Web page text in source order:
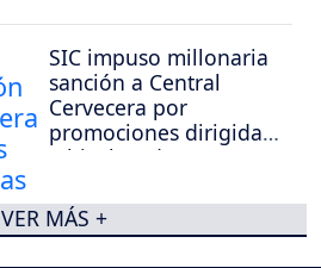
SIC impuso millonaria
sanción a Central
Cervecera por
promociones dirigidas
a hinchas de
VER MÁS +